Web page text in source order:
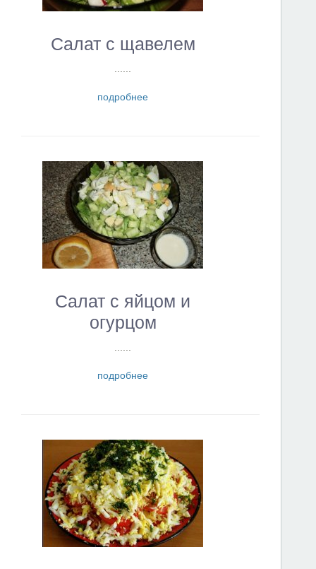
Салат с щавелем
подробнее
Салат с яйцом и
огурцом
подробнее